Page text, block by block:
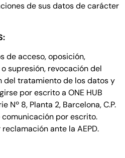
de sus datos de carácter
de acceso, oposición,
supresión, revocación del
del tratamiento de los datos y
por escrito a ONE HUB
Nº 8, Planta 2, Barcelona, C.P.
por escrito.
ante la AEPD.